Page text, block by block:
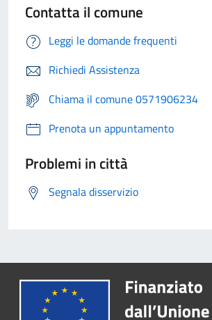
Contatta il comune
Leggi le domande frequenti
Richiedi Assistenza
Chiama il comune 0571906234
Prenota un appuntamento
Problemi in città
Segnala disservizio